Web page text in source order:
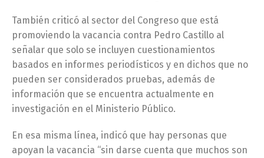
También criticó al sector del Congreso que está
promoviendo la vacancia contra Pedro Castillo al
señalar que solo se incluyen cuestionamientos
basados en informes periodísticos y en dichos que no
pueden ser considerados pruebas, además de
información que se encuentra actualmente en
investigación en el Ministerio Público.
En esa misma línea, indicó que hay personas que
apoyan la vacancia “sin darse cuenta que muchos son